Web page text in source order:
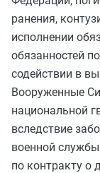
ранения,
исполнении
обязанностей
содействии в
Вооруженные
национальной
вследствие
военной
по контракту о